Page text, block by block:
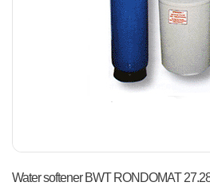
Water softener BWT RONDOMAT